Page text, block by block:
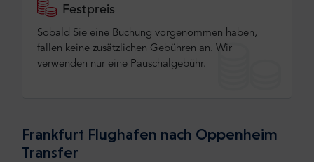
Festpreis
Sobald Sie eine Buchung vorgenommen haben,
fallen keine zusätzlichen Gebühren an. Wir
verwenden nur eine Pauschalgebühr.
Frankfurt Flughafen nach Oppenheim
Transfer